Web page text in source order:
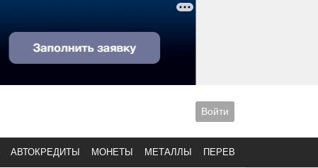
Войти
АВТОКРЕДИТЫ МОНЕТЫ МЕТАЛЛЫ ПЕРЕВОДЫ